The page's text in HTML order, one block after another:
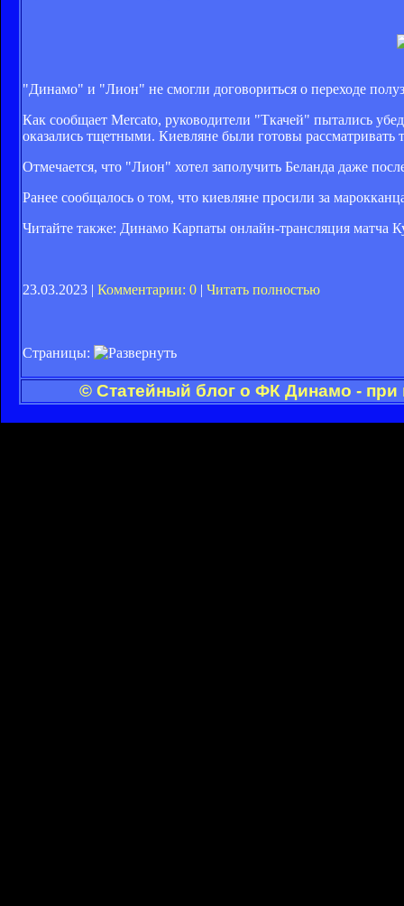
"Динамо" и "Лион" не смогли договориться о переходе
Как сообщает Mercato, руководители "Ткачей" пытались
оказались тщетными. Киевляне были готовы
Отмечается, что "Лион" хотел заполучить Беланда даже
Ранее сообщалось о том, что киевляне просили за
Читайте также: Динамо Карпаты онлайн-трансляция матча
23.03.2023 | Комментарии: 0 | Читать полностью
Страницы:
© Статейный блог о ФК Динамо - при